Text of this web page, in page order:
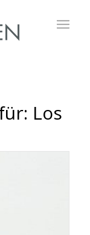
Los